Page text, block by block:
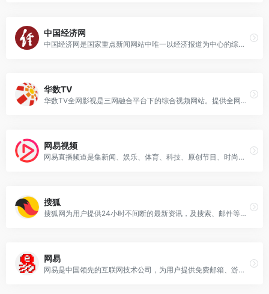
中国经济网
中国经济网是国家重点新闻网站中唯一以经济报道为中心的综合新闻网站，每日采写大量经济新闻，同时整合国内主要媒体经济新闻及信息，为政府部门、企业决策提供权威的参考依据；为所有关注经济生活的网络读者提供丰富及时的经济新闻。
华数TV
华数TV全网影视是三网融合平台下的综合视频网站。提供全网热门电影、电视剧，少儿动漫、综艺娱乐、求索纪录片、体育资讯、3D、VR、高清电视直播等在线视频点播直播和下载业务。
网易视频
网易直播频道是集新闻、娱乐、体育、科技、原创节目、时尚生活、艺术文化、知识科普、健康、教育、汽车、房产等内容于一体的综合性资讯直播平台。
搜狐
搜狐网为用户提供24小时不间断的最新资讯，及搜索、邮件等网络服务。内容包括全球热点事件、突发新闻、时事评论、热播影视剧、体育赛事、行业动态、生活服务信息，以及论坛、博客、微博、我的搜狐等互动空间。
网易
网易是中国领先的互联网技术公司，为用户提供免费邮箱、游戏、搜索引擎服务，开设新闻、娱乐、体育等30多个内容频道，及博客、视频、论坛等互动交流，网聚人的力量。